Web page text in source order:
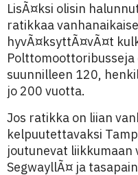
LisÃ¤ksi olisin
ratikkaa
hyvÃ¤ksyttÃ¤vÃ¤t
suunnilleen 120,
jo 200 vuotta.
Jos ratikka on liian
kelpuutettavaksi
joutunevat liikkumaan
SegwayllÃ¤ ja